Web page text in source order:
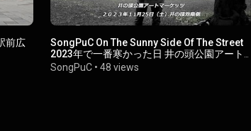
前広
SongPuC On The Sunny Side Of The Street
2023年で一番寒かった日 井の頭公園アート
マーケッツ 強風で最後は譜面飛ぶ
SongPuC •48 views